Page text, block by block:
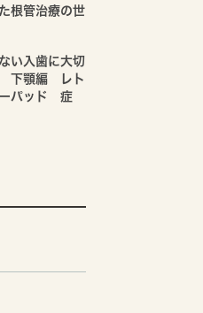
根管治療の世
い入歯に大切
下顎編 レト
パッド 症